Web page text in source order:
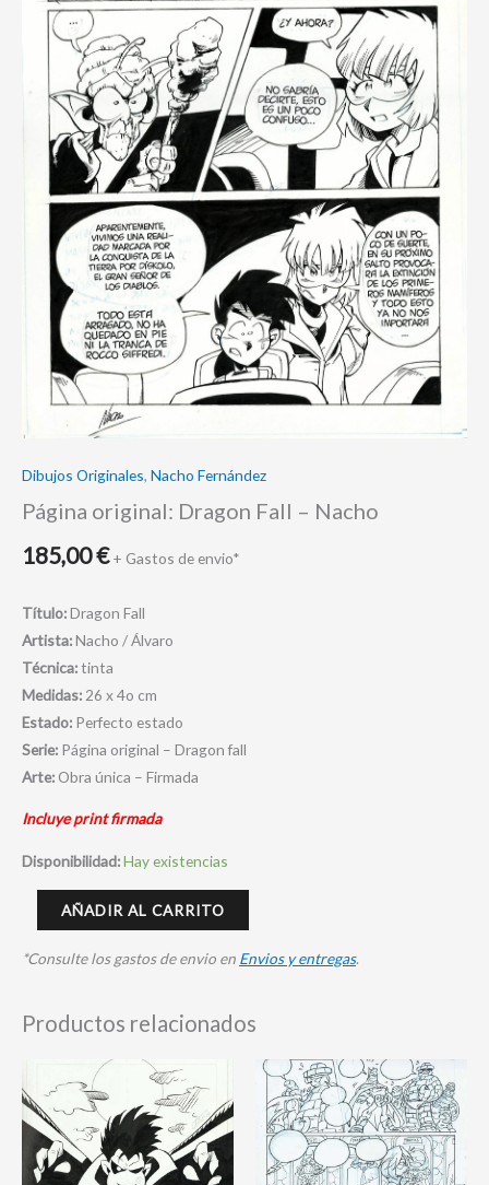
Dibujos Originales, Nacho Fernández
Página original: Dragon Fall – Nacho
185,00€ + Gastos de envio*
Título:Dragon Fall
Artista:Nacho / Álvaro
Técnica:tinta
Medidas: 26 x 4o cm
Estado: Perfecto estado
Serie: Página original – Dragon fall
Arte: Obra única – Firmada
Incluye print firmada
Disponibilidad:Hay existencias
AÑADIR AL CARRITO
*Consulte los gastos de envio en Envios y entregas.
Productos relacionados